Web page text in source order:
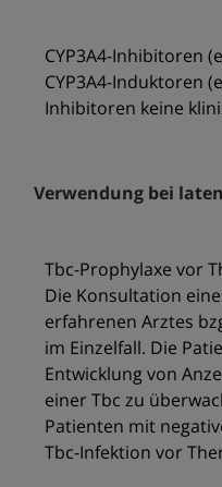
CYP3A4-Inhibitoren
CYP3A4-Induktoren
Inhibitoren keine
Verwendung bei
Tbc-Prophylaxe vor
Die Konsultation
erfahrenen Arztes
im Einzelfall. Die
Entwicklung von
einer Tbc zu
Patienten mit
Tbc-Infektion vor